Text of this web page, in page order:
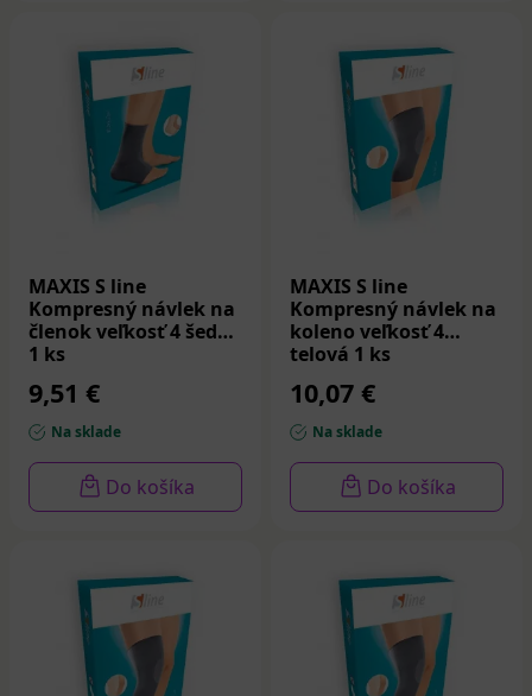
MAXIS S line
Kompresný návlek na
členok veľkosť 4 šedá
1 ks
9,51 €
Na sklade
Do košíka
MAXIS S line
Kompresný návlek na
koleno veľkosť 4
telová 1 ks
10,07 €
Na sklade
Do košíka